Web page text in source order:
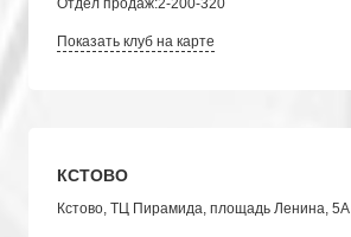
Отдел продаж:2-200-320
Показать клуб на карте
КСТОВО
Кстово, ТЦ Пирамида, площадь Ленина, 5А